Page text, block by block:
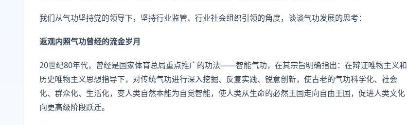
我们从气功坚持党的领导下，坚持行业监管、行业社会组织引领的角度，谈谈气功发展的思考：
返观内照气功曾经的流金岁月
20世纪80年代，曾经是国家体育总局重点推广的功法——智能气功，在其宗旨明确指出：在辩证唯物主义和
历史唯物主义思想指导下，对传统气功进行深入挖掘、反复实践、锐意创新，使古老的气功科学化、社会
化、群众化、生活化，变人类自然本能为自觉智能，使人类从生命的必然王国走向自由王国，促进人类文化
向更高级阶段跃迁。